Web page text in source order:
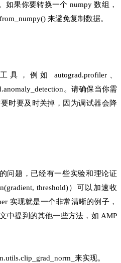
如果你要转换一个 numpy 数组，
来避免复制数据。
具，例如 autograd.profiler、
。请确保当你需
时要及时关掉，因为调试器会降
问题，已经有一些实验和理论证
threshold)）可以加速收
实现就是一个非常清晰的例子，
中提到的其他一些方法，如 AMP
来实现。